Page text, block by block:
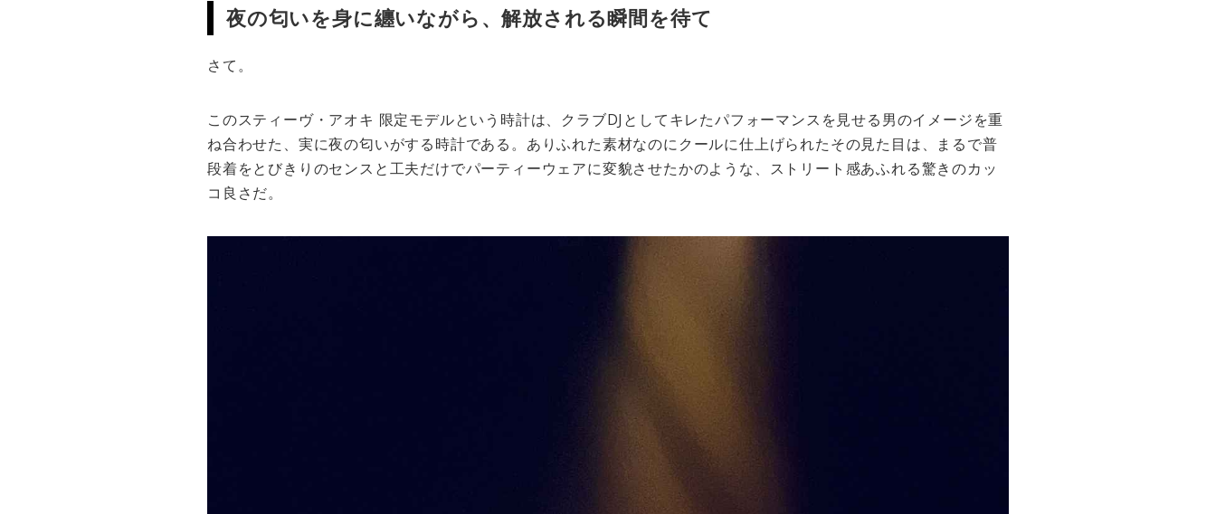
夜の匂いを身に纏いながら、解放される瞬間を待て
さて。
このスティーヴ・アオキ 限定モデルという時計は、クラブDJとしてキレたパフォーマンスを見せる男のイメージを重
ね合わせた、実に夜の匂いがする時計である。ありふれた素材なのにクールに仕上げられたその見た目は、まるで普
段着をとびきりのセンスと工夫だけでパーティーウェアに変貌させたかのような、ストリート感あふれる驚きのカッ
コ良さだ。